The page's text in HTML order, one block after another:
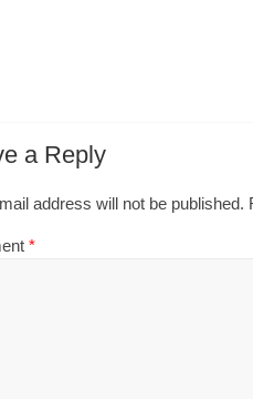
a Reply
address will not be published.
*